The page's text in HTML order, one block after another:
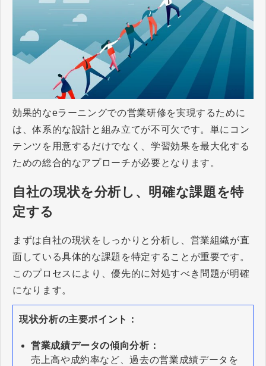
効果的なeラーニングでの営業研修を実現するために
は、体系的な設計と組み立てが不可欠です。単にコン
テンツを用意するだけでなく、学習効果を最大化する
ための総合的なアプローチが必要となります。
自社の現状を分析し、明確な課題を特
定する
まずは自社の現状をしっかりと分析し、営業組織が直
面している具体的な課題を特定することが重要です。
このプロセスにより、優先的に対処すべき問題が明確
になります。
現状分析の主要ポイント：
営業成績データの傾向分析：
売上高や成約率など、過去の営業成績データを